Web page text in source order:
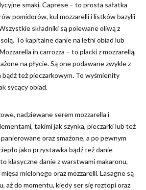
smaki. Caprese – to prosta sałatka
pomidorów, kul mozzarelli i listków bazylii
składniki są polewane oliwą z
To kapitalne danie na letni obiad lub
in carrozza – to placki z mozzarellą,
na płycie. Są one podawane zwykle z
też pieczarkowym. To wyśmienity
sycący obiad.
nadziewane serem mozzarella i
takimi jak szynka, pieczarki lub też
oraz smażone, a po pewnym
jako przystawka bądź też danie
klasyczne danie z warstwami makaronu,
mielonego oraz mozzarelli. Lasagne są
aż do momentu, kiedy ser się roztopi oraz